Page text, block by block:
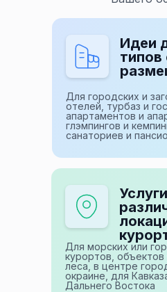
Идеи
типов
Для городских и
отелей, турбаз и
апартаментов и
глэмпингов и
санаториев и
Для морских или
курортов, объектов
леса, в центре
окраине, для
Дальнего Востока